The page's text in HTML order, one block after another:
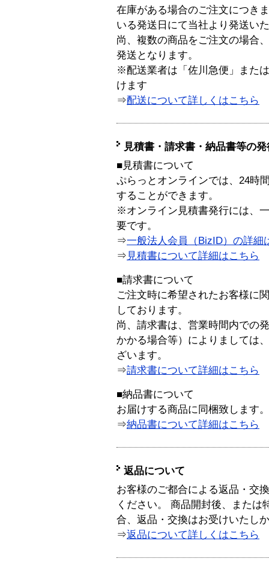
在庫がある場合のご注文につき
いる発送日にて当社より発送い
尚、複数の商品をご注文の場合
発送となります。
※配送業者は「佐川急便」また
けます
⇒配送について詳しくはこちら
見積書・請求書・納品書等の
■見積書について
ぷらっとオンラインでは、24時
することができます。
※オンライン見積書発行には、
要です。
⇒一般法人会員（BizID）の詳細
⇒ 見積書について詳細はこちら
■請求書について
ご注文時に希望されたお客様に
しております。
尚、請求書は、営業時間内での
かかる場合等）によりましては
ざいます。
⇒請求書について詳細はこちら
■納品書について
お届けする商品に同梱致します。
⇒納品書について詳細はこちら
返品について
お客様のご都合による返品・交
ください。 商品開封後、または
合、返品・交換はお受けいたし
⇒返品について詳しくはこちら